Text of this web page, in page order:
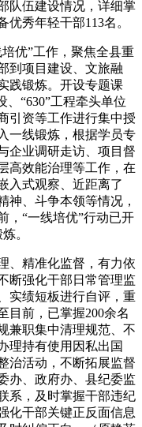
队伍建设情况，详细掌
秀年轻干部113名。
优”工作，聚焦全县重
到项目建设、文旅融
践锻炼。开设专题课
、“630”工程牵头单位
引资等工作进行集中授
一线锻炼，根据学员专
企业调研走访、项目督
高效能治理等工作，在
入式观察、近距离了
神、斗争本领等情况，
，“一线培优”行动已开
。
、精准化监督，有力依
断强化干部日常管理监
实绩短板进行自评，重
目前，已掌握200余名
兼职集中清理规范、不
理持有使用因私出国
治活动，不断拓展监督
办、政府办、县纪委监
系，及时掌握干部违纪
化干部关键正反面信息